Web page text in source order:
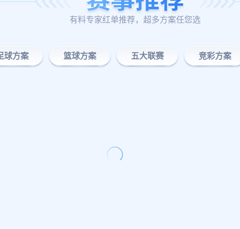
有料专家红单推荐，超多方案任您选
球方案 篮球方案 五大联赛 竞彩方案